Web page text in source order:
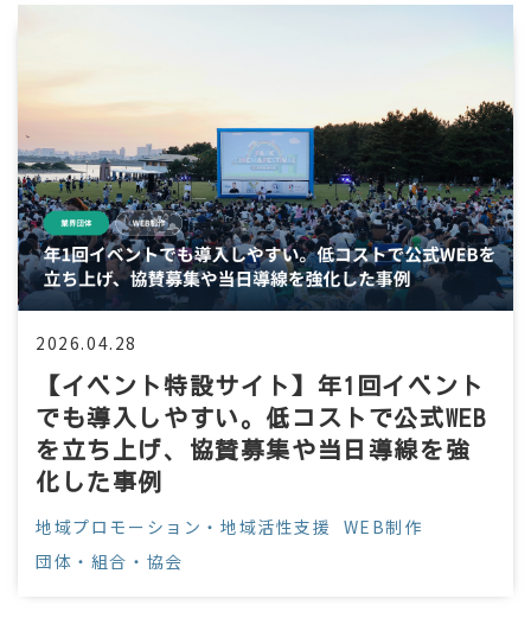
【イベント特設サイト】年1回イベント
でも導入しやすい。低コストで公式WEB
を立ち上げ、協賛募集や当日導線を強
化した事例
2026.04.28
地域プロモーション・地域活性支援
WEB制作
団体・組合・協会